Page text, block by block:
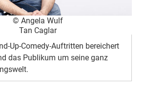
© Angela Wulf
Tan Caglar
Up-Comedy-Auftritten bereichert
das Publikum um seine ganz